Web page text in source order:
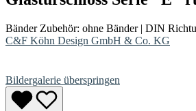
Bänder Zubehör: ohne Bänder | DIN
C&F Köhn Design GmbH & Co. KG
Bildergalerie überspringen